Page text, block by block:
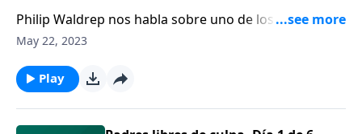
Philip Waldrep nos habla sobre uno de los dolores
más grandes que un padre cristiano puede enfrentar
May 22, 2023
Play